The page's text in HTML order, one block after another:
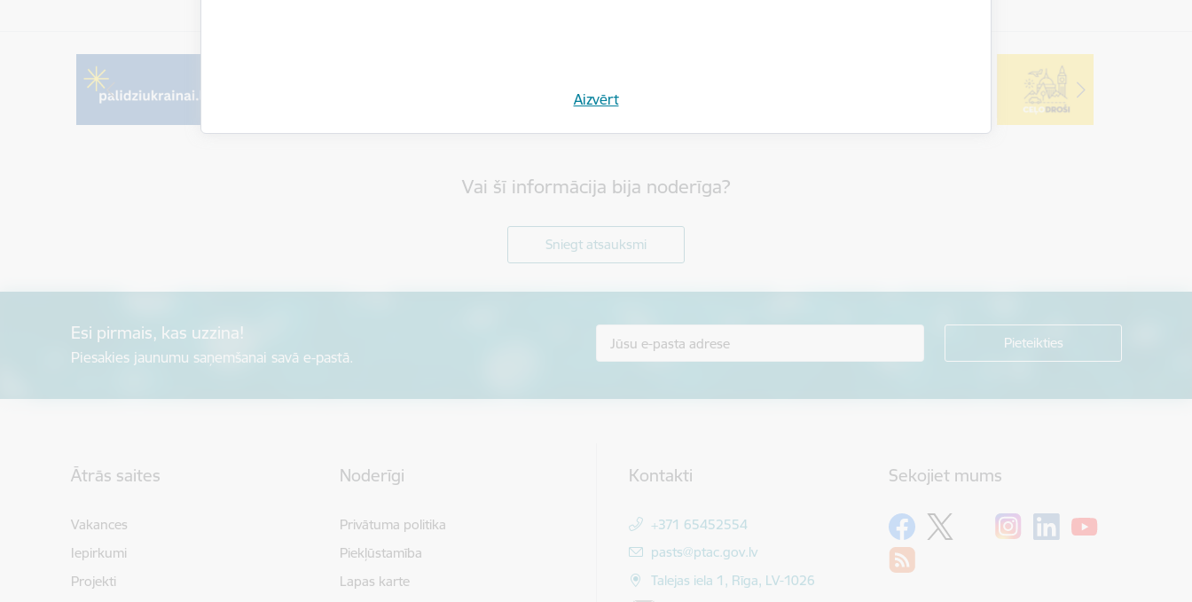
Aizvērt
Vai šī informācija bija noderīga?
Sniegt atsauksmi
Esi pirmais, kas uzzina!
Piesakies jaunumu saņemšanai savā e-pastā.
Ātrās saites
Vakances
Iepirkumi
Projekti
Noderīgi
Privātuma politika
Piekļūstamība
Lapas karte
Kontakti
+371 65452554
E-pasts:
pasts@ptac.gov.lv
Talejas iela 1, Rīga, LV-1026
Sekojiet mums